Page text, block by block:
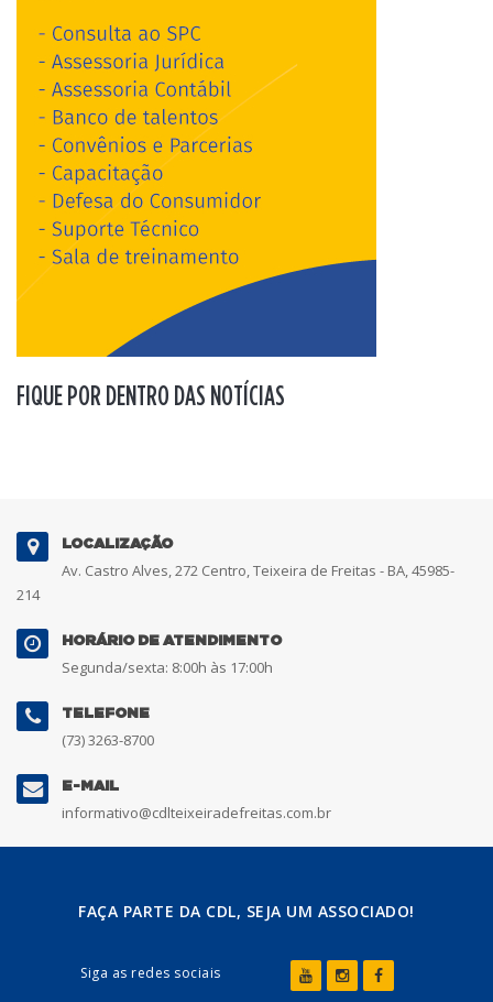
FIQUE POR DENTRO DAS NOTÍCIAS
LOCALIZAÇÃO
Av. Castro Alves, 272 Centro, Teixeira de Freitas - BA, 45985-
214
HORÁRIO DE ATENDIMENTO
Segunda/sexta: 8:00h às 17:00h
TELEFONE
(73) 3263-8700
E-MAIL
informativo@cdlteixeiradefreitas.com.br
FAÇA PARTE DA CDL, SEJA UM ASSOCIADO!
Siga as redes sociais